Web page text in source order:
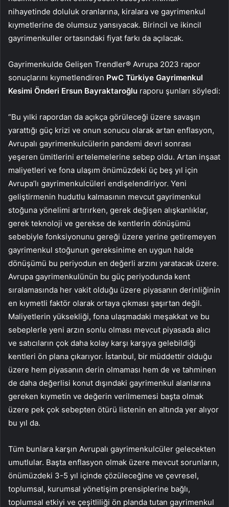
nihayetinde doluluk oranlarına, kiralara ve gayrimenkul
kıymetlerine de olumsuz yansıyacak. Birincil ve ikincil
gayrimenkuller ortasındaki fiyat farkı da açılacak.
Gayrimenkulde Gelişen Trendler® Avrupa 2023 rapor
sonuçlarını kıymetlendiren PwC Türkiye Gayrimenkul
Kesimi Önderi Ersun Bayraktaroğlu raporu şunları söyledi:
“Bu yılki rapordan da açıkça görüleceği üzere savaşın
yarattığı güç krizi ve onun sonucu olarak artan enflasyon,
Avrupalı gayrimenkulcülerin pandemi devri sonrası
yeşeren ümitlerini ertelemelerine sebep oldu. Artan inşaat
maliyetleri ve fona ulaşım önümüzdeki üç beş yıl için
Avrupa’lı gayrimenkulcüleri endişelendiriyor. Yeni
geliştirmenin hudutlu kalmasının mevcut gayrimenkul
stoğuna yönelimi artırırken, gerek değişen alışkanlıklar,
gerek teknoloji ve gerekse de kentlerin dönüşümü
sebebiyle fonksiyonunu gereği üzere yerine getiremeyen
gayrimenkul stoğunun gereksinime en uygun halde
dönüşümü bu periyodun en değerli arzını yaratacak üzere.
Avrupa gayrimenkulünün bu güç periyodunda kent
sıralamasında her vakit olduğu üzere piyasanın derinliğinin
en kıymetli faktör olarak ortaya çıkması şaşırtan değil.
Maliyetlerin yüksekliği, fona ulaşmadaki meşakkat ve bu
sebeplerle yeni arzın sonlu olması mevcut piyasada alıcı
ve satıcıların çok daha kolay karşı karşıya gelebildiği
kentleri ön plana çıkarıyor. İstanbul, bir müddettir olduğu
üzere hem piyasanın derin olmaması hem de ve tahminen
de daha değerlisi konut dışındaki gayrimenkul alanlarına
gereken kıymetin ve değerin verilmemesi başta olmak
üzere pek çok sebepten ötürü listenin en altında yer alıyor
bu yıl da.
Tüm bunlara karşın Avrupalı gayrimenkulcüler gelecekten
umutlular. Başta enflasyon olmak üzere mevcut sorunların,
önümüzdeki 3-5 yıl içinde çözüleceğine ve çevresel,
toplumsal, kurumsal yönetişim prensiplerine bağlı,
toplumsal etkiyi ve çeşitliliği ön planda tutan gayrimenkul